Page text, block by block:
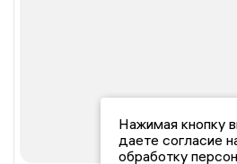
Нажимая кнопку
даете согласие
обработку